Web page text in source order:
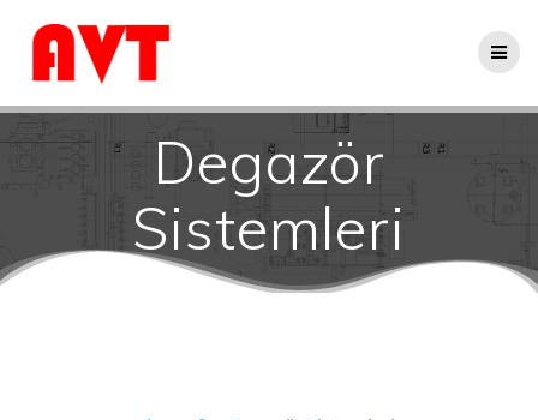
Degazör
Sistemleri